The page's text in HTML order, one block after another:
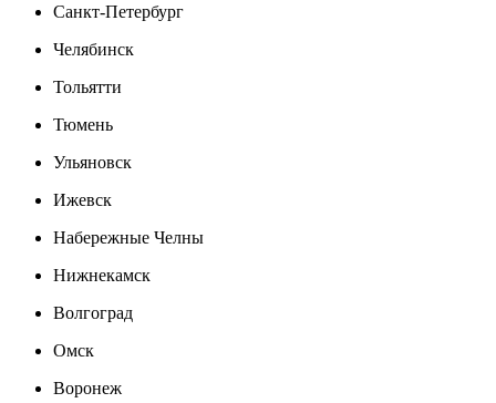
Санкт-Петербург
Челябинск
Тольятти
Тюмень
Ульяновск
Ижевск
Набережные Челны
Нижнекамск
Волгоград
Омск
Воронеж